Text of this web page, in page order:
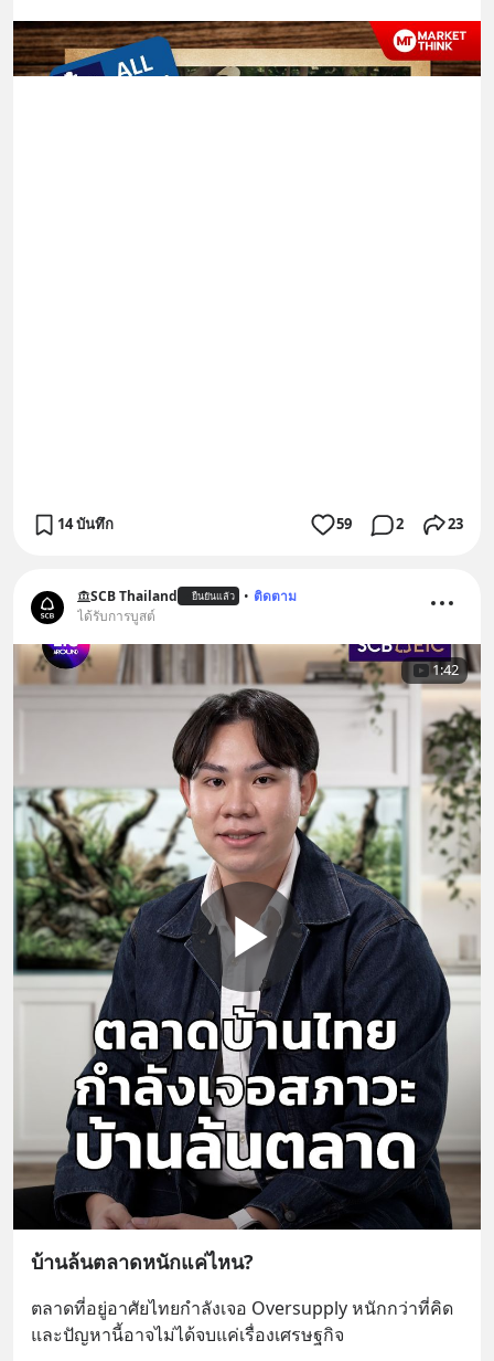
14 บันทึก 59 2 23
SCB Thailand ยืนยันแล้ว • ติดตาม
ได้รับการบูสต์
1:42
บ้านล้นตลาดหนักแค่ไหน?
ตลาดที่อยู่อาศัยไทยกำลังเจอ Oversupply หนักกว่าที่คิด
และปัญหานี้อาจไม่ได้จบแค่เรื่องเศรษฐกิจ